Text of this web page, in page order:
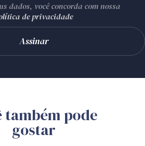
dados, você concorda com nossa
de privacidade
também pode
gostar